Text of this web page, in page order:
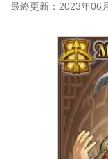
最終更新
2023年06